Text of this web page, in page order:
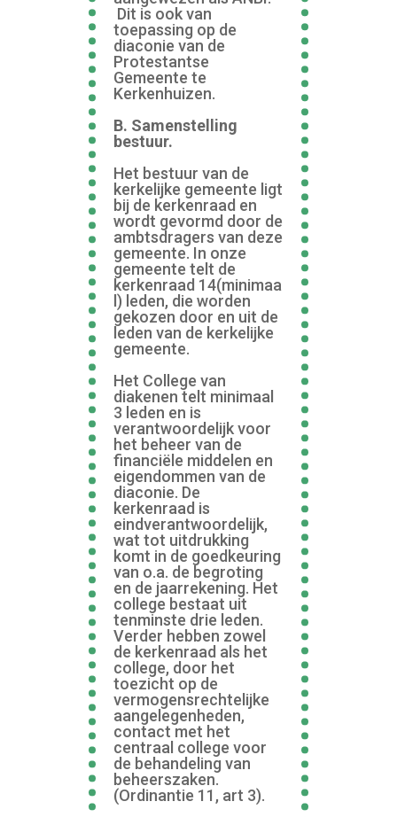
Dit is ook van
toepassing op de
diaconie van de
Protestantse
Gemeente te
Kerkenhuizen.
B. Samenstelling
bestuur.
Het bestuur van de
kerkelijke gemeente ligt
bij de kerkenraad en
wordt gevormd door de
ambtsdragers van deze
gemeente. In onze
gemeente telt de
kerkenraad 14(minimaa
l) leden, die worden
gekozen door en uit de
leden van de kerkelijke
gemeente.
Het College van
diakenen telt minimaal
3 leden en is
verantwoordelijk voor
het beheer van de
financiële middelen en
eigendommen van de
diaconie. De
kerkenraad is
eindverantwoordelijk,
wat tot uitdrukking
komt in de goedkeuring
van o.a. de begroting
en de jaarrekening. Het
college bestaat uit
tenminste drie leden.
Verder hebben zowel
de kerkenraad als het
college, door het
toezicht op de
vermogensrechtelijke
aangelegenheden,
contact met het
centraal college voor
de behandeling van
beheerszaken.
(Ordinantie 11, art 3).